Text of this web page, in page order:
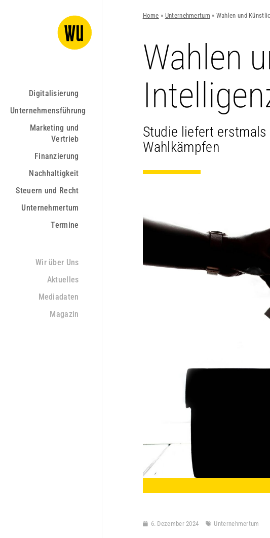
Digitalisierung
Unternehmensführung
Marketing und
Vertrieb
Finanzierung
Nachhaltigkeit
Steuern und Recht
Unternehmertum
Termine
Wir über Uns
Aktuelles
Mediadaten
Magazin
Home » Unternehmertum » Wahlen und
Wahlen
Studie liefert
Wahlkämpfen
6. Dezember 2024 Unternehmertum